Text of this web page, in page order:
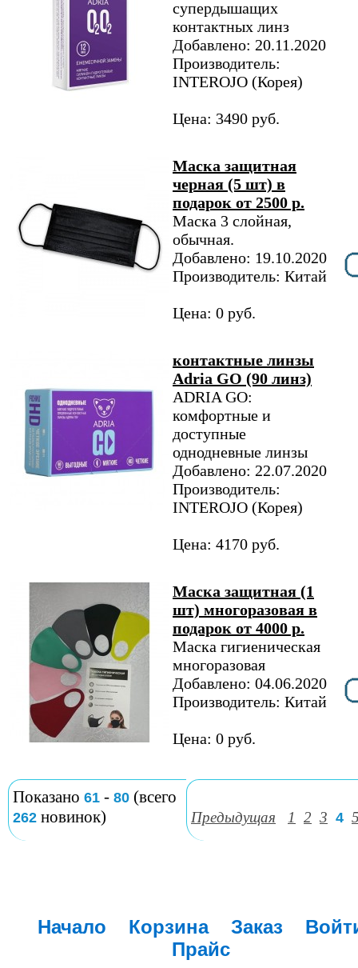
супердышащих
контактных линз
Добавлено: 20.11.2020
Производитель:
INTEROJO (Корея)
Цена: 3490 руб.
Маска защитная
черная (5 шт) в
подарок от 2500 р.
Маска 3 слойная,
обычная.
Добавлено: 19.10.2020
Производитель: Китай
Цена: 0 руб.
контактные линзы
Adria GO (90 линз)
ADRIA GO:
комфортные и
доступные
однодневные линзы
Добавлено: 22.07.2020
Производитель:
INTEROJO (Корея)
Цена: 4170 руб.
Маска защитная (1
шт) многоразовая в
подарок от 4000 р.
Маска гигиеническая
многоразовая
Добавлено: 04.06.2020
Производитель: Китай
Цена: 0 руб.
Показано 61 - 80 (всего
262 новинок) Предыдущая 1 2 3 4
Начало Корзина Заказ
Прайс